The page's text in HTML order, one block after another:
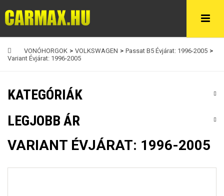
VONÓHORGOK > VOLKSWAGEN > Passat B5 Évjárat: 1996-2005 >
Variant Évjárat: 1996-2005
KATEGÓRIÁK
LEGJOBB ÁR
VARIANT ÉVJÁRAT: 1996-2005